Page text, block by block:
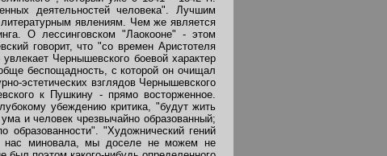
деятельностей человека". Лучшим
литературным явлениям. Чем же является
О лессинговском "Лаокооне" - этом
говорит, что "со времен Аристотеля
Чернышевского боевой характер
беспощадность, с которой он очищал
эстетических взглядов Чернышевского
к Пушкину - прямо восторженное.
убеждению критика, "будут жить
и человек чрезвычайно образованный;
"Художнический гений
нас миновала, мы доселе не можем не